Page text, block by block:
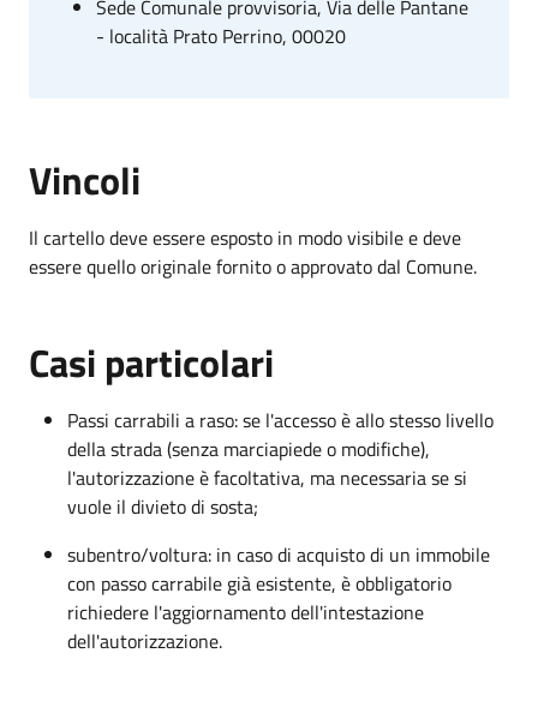
Sede Comunale provvisoria, Via delle Pantane
- località Prato Perrino, 00020
Vincoli
Il cartello deve essere esposto in modo visibile e deve
essere quello originale fornito o approvato dal Comune.
Casi particolari
Passi carrabili a raso: se l'accesso è allo stesso livello
della strada (senza marciapiede o modifiche),
l'autorizzazione è facoltativa, ma necessaria se si
vuole il divieto di sosta;
subentro/voltura: in caso di acquisto di un immobile
con passo carrabile già esistente, è obbligatorio
richiedere l'aggiornamento dell'intestazione
dell'autorizzazione.